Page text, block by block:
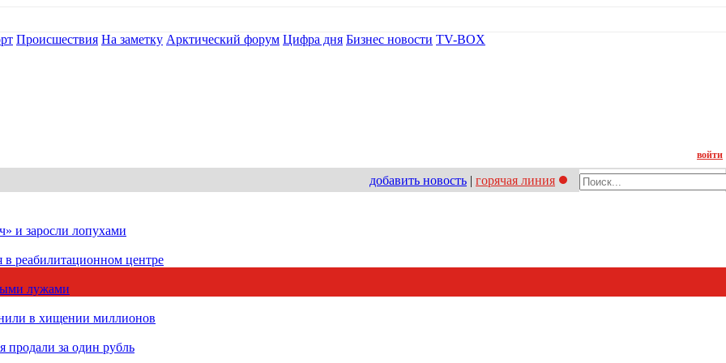
Происшествия На заметку Арктический форум Цифра дня Бизнес новости TV-BOX
войти
добавить новость | горячая линия
и заросли лопухами
реабилитационном центре
лужами
в хищении миллионов
продали за один рубль